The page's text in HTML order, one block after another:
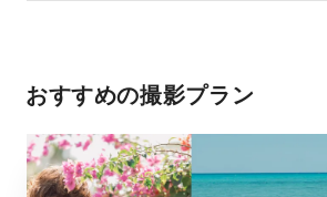
おすすめの撮影プラン